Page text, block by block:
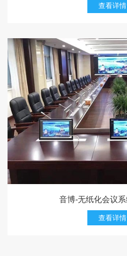
查看详情
音博-无纸化会议
查看详情